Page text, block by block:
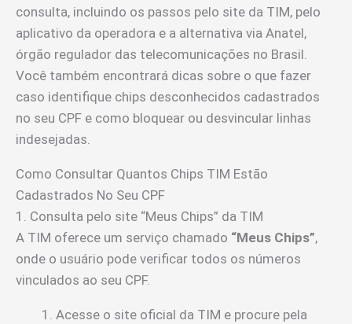
consulta, incluindo os passos pelo site da TIM, pelo
aplicativo da operadora e a alternativa via Anatel,
órgão regulador das telecomunicações no Brasil.
Você também encontrará dicas sobre o que fazer
caso identifique chips desconhecidos cadastrados
no seu CPF e como bloquear ou desvincular linhas
indesejadas.
Como Consultar Quantos Chips TIM Estão
Cadastrados No Seu CPF
1. Consulta pelo site “Meus Chips” da TIM
A TIM oferece um serviço chamado “Meus Chips”,
onde o usuário pode verificar todos os números
vinculados ao seu CPF.
Acesse o site oficial da TIM e procure pela